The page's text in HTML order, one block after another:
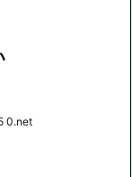
0.net